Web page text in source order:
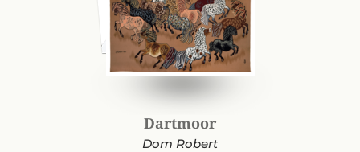
Dartmoor
Dom Robert